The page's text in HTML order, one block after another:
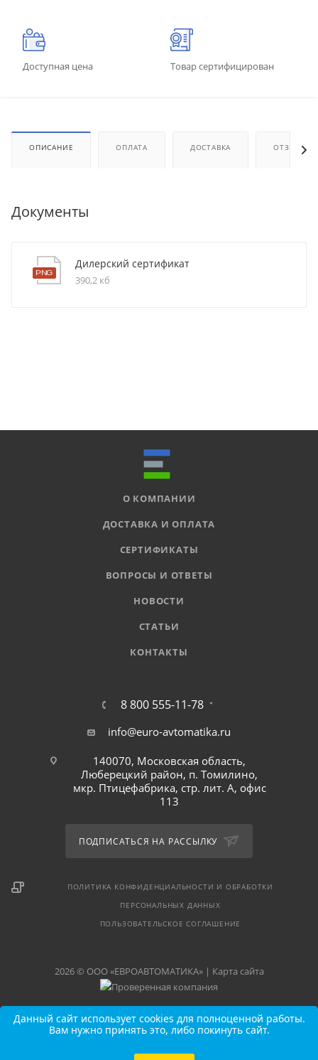
Доступная цена Товар сертифицирован
ОПИСАНИЕ ОПЛАТА ДОСТАВКА ОТЗЫВЫ
Документы
Дилерский сертификат
390,2 кб
О КОМПАНИИ
ДОСТАВКА И ОПЛАТА
СЕРТИФИКАТЫ
ВОПРОСЫ И ОТВЕТЫ
НОВОСТИ
СТАТЬИ
КОНТАКТЫ
8 800 555-11-78
info@euro-avtomatika.ru
140070, Московская область,
Люберецкий район, п. Томилино,
мкр. Птицефабрика, стр. лит. А, офис
113
ПОДПИСАТЬСЯ НА РАССЫЛКУ
ПОЛИТИКА КОНФИДЕНЦИАЛЬНОСТИ И ОБРАБОТКИ
ПЕРСОНАЛЬНЫХ ДАННЫХ
ПОЛЬЗОВАТЕЛЬСКОЕ СОГЛАШЕНИЕ
2026 © ООО «ЕВРОАВТОМАТИКА» | Карта сайта
Данный сайт использует cookies для полноценной работы.
Вам нужно принять это, либо покинуть сайт.